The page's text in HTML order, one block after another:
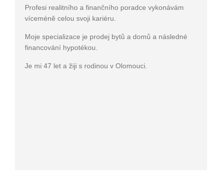
Profesi realitního a finančního poradce vykonávám
víceméně celou svoji kariéru.
Moje specializace je prodej bytů a domů a následné
financování hypotékou.
Je mi 47 let a žiji s rodinou v Olomouci.